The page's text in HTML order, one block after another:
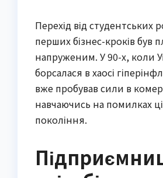
Перехід від студентських
перших бізнес-кроків був
напруженим. У 90-х, коли
борсалася в хаосі
вже пробував сили в
навчаючись на помилках
покоління.